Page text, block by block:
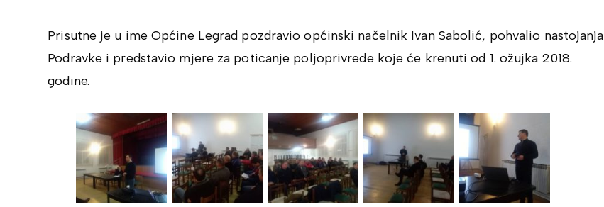
Prisutne je u ime Općine Legrad pozdravio općinski načelnik Ivan Sabolić, pohvalio nastojanja
Podravke i predstavio mjere za poticanje poljoprivrede koje će krenuti od 1. ožujka 2018.
godine.